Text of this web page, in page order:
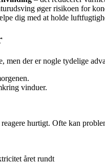
øger risikoen for
dig med at holde
der er nogle tydelige
vinduer.
hurtigt. Ofte kan
året rundt